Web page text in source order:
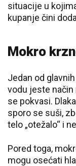
situacije u
kupanje čini
Mokro
Jedan od
vodu jeste način
se pokvasi.
sporo se suši,
telo „otežalo“ i
Pored toga,
mogu osećati